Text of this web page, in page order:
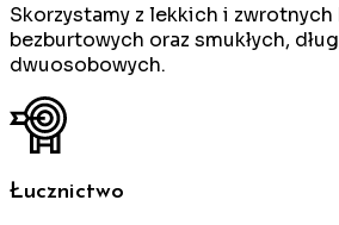
Skorzystamy z lekkich i zwrotnych
bezburtowych oraz smukłych,
dwuosobowych.
Łucznictwo